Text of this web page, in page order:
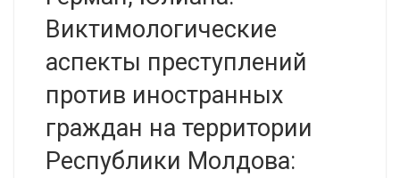
Виктимологические
аспекты преступлений
против иностранных
граждан на территории
Республики Молдова: